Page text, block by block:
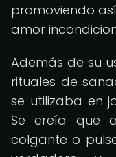
promoviendo
amor
Además de su
rituales de
se utilizaba en
Se creía que
colgante o